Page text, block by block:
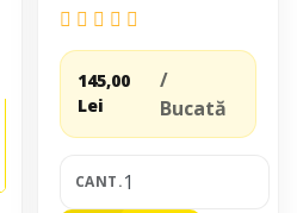
145,00
Lei
/
Bucată
CANT.